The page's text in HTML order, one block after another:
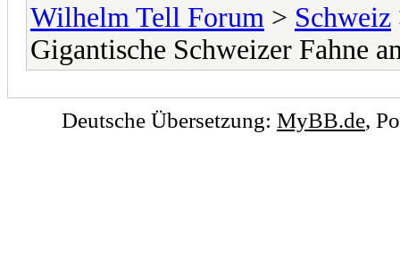
Wilhelm Tell Forum > Schweiz
Gigantische Schweizer Fahne
Deutsche Übersetzung: MyBB.de,